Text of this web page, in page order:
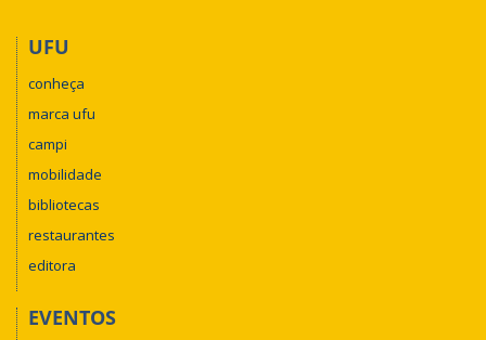
UFU
conheça
marca ufu
campi
mobilidade
bibliotecas
restaurantes
editora
EVENTOS